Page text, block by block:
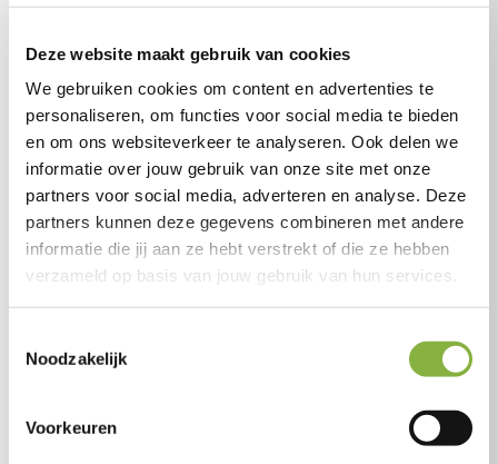
Deze website maakt gebruik van cookies
We gebruiken cookies om content en advertenties te
personaliseren, om functies voor social media te bieden
en om ons websiteverkeer te analyseren. Ook delen we
informatie over jouw gebruik van onze site met onze
partners voor social media, adverteren en analyse. Deze
partners kunnen deze gegevens combineren met andere
informatie die jij aan ze hebt verstrekt of die ze hebben
verzameld op basis van jouw gebruik van hun services.
Noodzakelijk
Voorkeuren
kunnen werken, zij zorgen voor een aangenaam thuis voor
onze cliënten. De erkenning van Top Employer is een
mooie kroon op het werk.”
Tzorg maakt deel uit vanTotal Care, samen met
zusterbedrijvenCSUen Zizo. Ook zij én Total
Care zijn uitgeroepen tot Top Employer 2026.
Een mooie erkenning van onze gezamenlijke
medewerkerswelzijn.